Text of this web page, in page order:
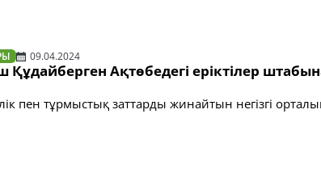
09.04.2024
Ақтөбедегі еріктілер
пен тұрмыстық заттарды жинайтын негізгі